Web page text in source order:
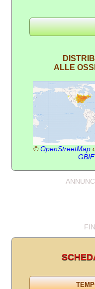
ALLE
©OpenStreetMap
GBIF